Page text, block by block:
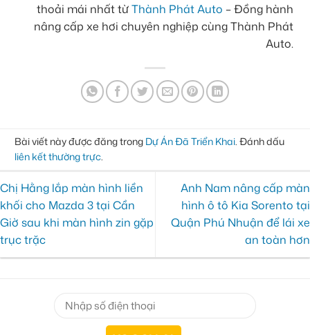
thoải mái nhất từThành Phát Auto – Đồng hành
nâng cấp xe hơi chuyên nghiệp cùng Thành Phát
Auto.
Bài viết này được đăng trong Dự Án Đã Triển Khai. Đánh dấu
liên kết thường trực.
Chị Hằng lắp màn hình liền
khối cho Mazda 3 tại Cần
Giờ sau khi màn hình zin gặp
trục trặc
Anh Nam nâng cấp màn
hình ô tô Kia Sorento tại
Quận Phú Nhuận để lái xe
an toàn hơn